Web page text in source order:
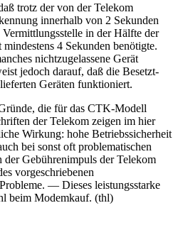
trotz der von der Telekom
innerhalb von 2 Sekunden
in der Hälfte der
4 Sekunden benötigte.
nichtzugelassene Gerät
jedoch darauf, daß die Besetzt-
Geräten funktioniert.
die für das CTK-Modell
der Telekom zeigen im hier
Wirkung: hohe Betriebssicherheit
bei sonst oft problematischen
der Gebührenimpuls der Telekom
vorgeschriebenen
— Dieses leistungsstarke
beim Modemkauf. (thl)